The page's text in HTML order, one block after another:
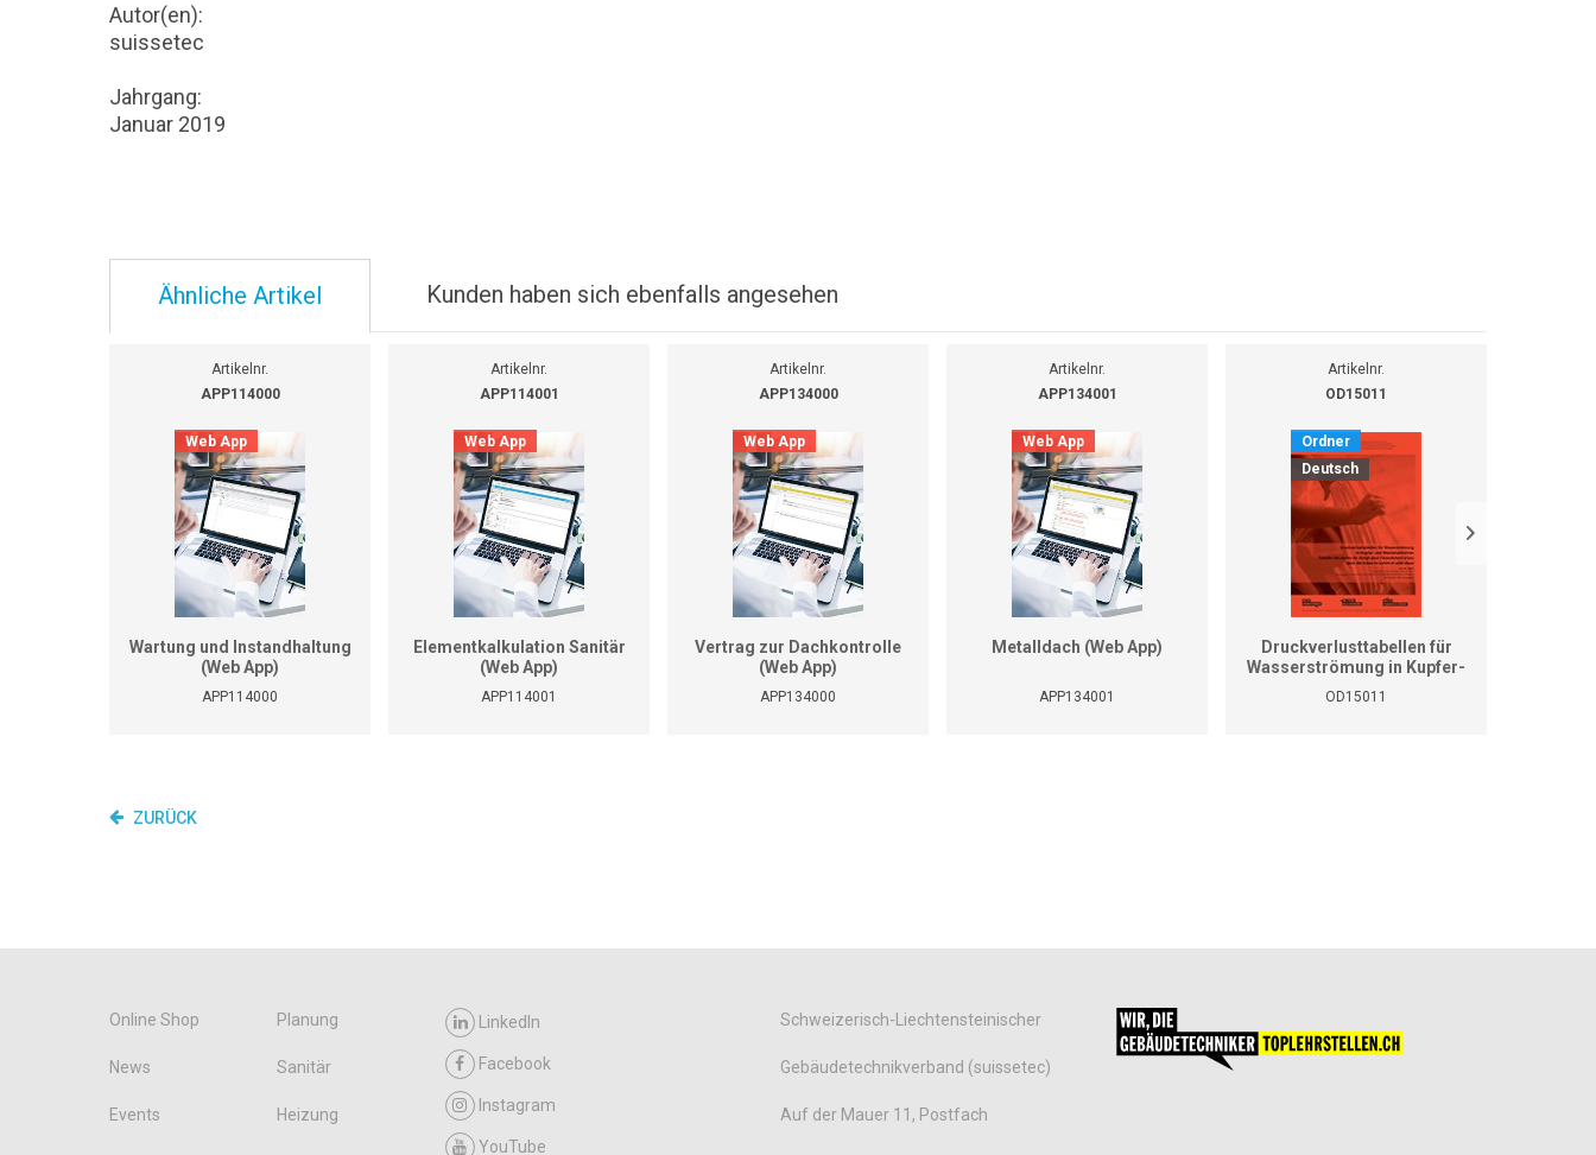
Autor(en):
suissetec
Jahrgang:
Januar 2019
Ähnliche Artikel Kunden haben sich ebenfalls angesehen
Artikelnr.
APP114000
Web App
Wartung und Instandhaltung
(Web App)
APP114000
Artikelnr.
APP114001
Web App
Elementkalkulation Sanitär
(Web App)
APP114001
Artikelnr.
APP134000
Web App
Vertrag zur Dachkontrolle
(Web App)
APP134000
Artikelnr.
APP134001
Web App
Metalldach (Web App)
APP134001
Artikelnr.
OD15011
Ordner
Deutsch
Druckverlusttabellen für
Wasserströmung in Kupfer-
und Weichstahlrohre
OD15011
ZURÜCK
Online Shop Planung
News Sanitär
Events Heizung
LinkedIn
Facebook
Instagram
YouTube
Schweizerisch-Liechtensteinischer
Gebäudetechnikverband (suissetec)
Auf der Mauer 11, Postfach